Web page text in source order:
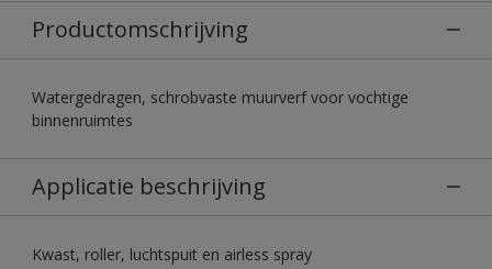
Productomschrijving
Watergedragen, schrobvaste muurverf voor vochtige
binnenruimtes
Applicatie beschrijving
Kwast, roller, luchtspuit en airless spray